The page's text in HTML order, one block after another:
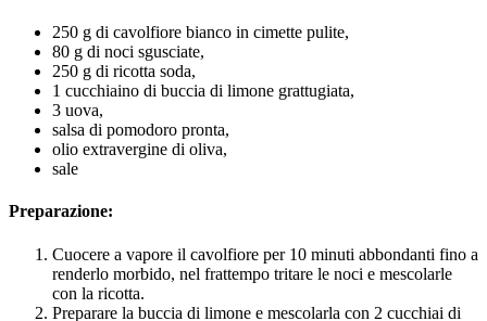
250 g di cavolfiore bianco in cimette pulite,
80 g di noci sgusciate,
250 g di ricotta soda,
1 cucchiaino di buccia di limone grattugiata,
3 uova,
salsa di pomodoro pronta,
olio extravergine di oliva,
sale
Preparazione:
Cuocere a vapore il cavolfiore per 10 minuti abbondanti fino a
renderlo morbido, nel frattempo tritare le noci e mescolarle
con la ricotta.
Preparare la buccia di limone e mescolarla con 2 cucchiai di